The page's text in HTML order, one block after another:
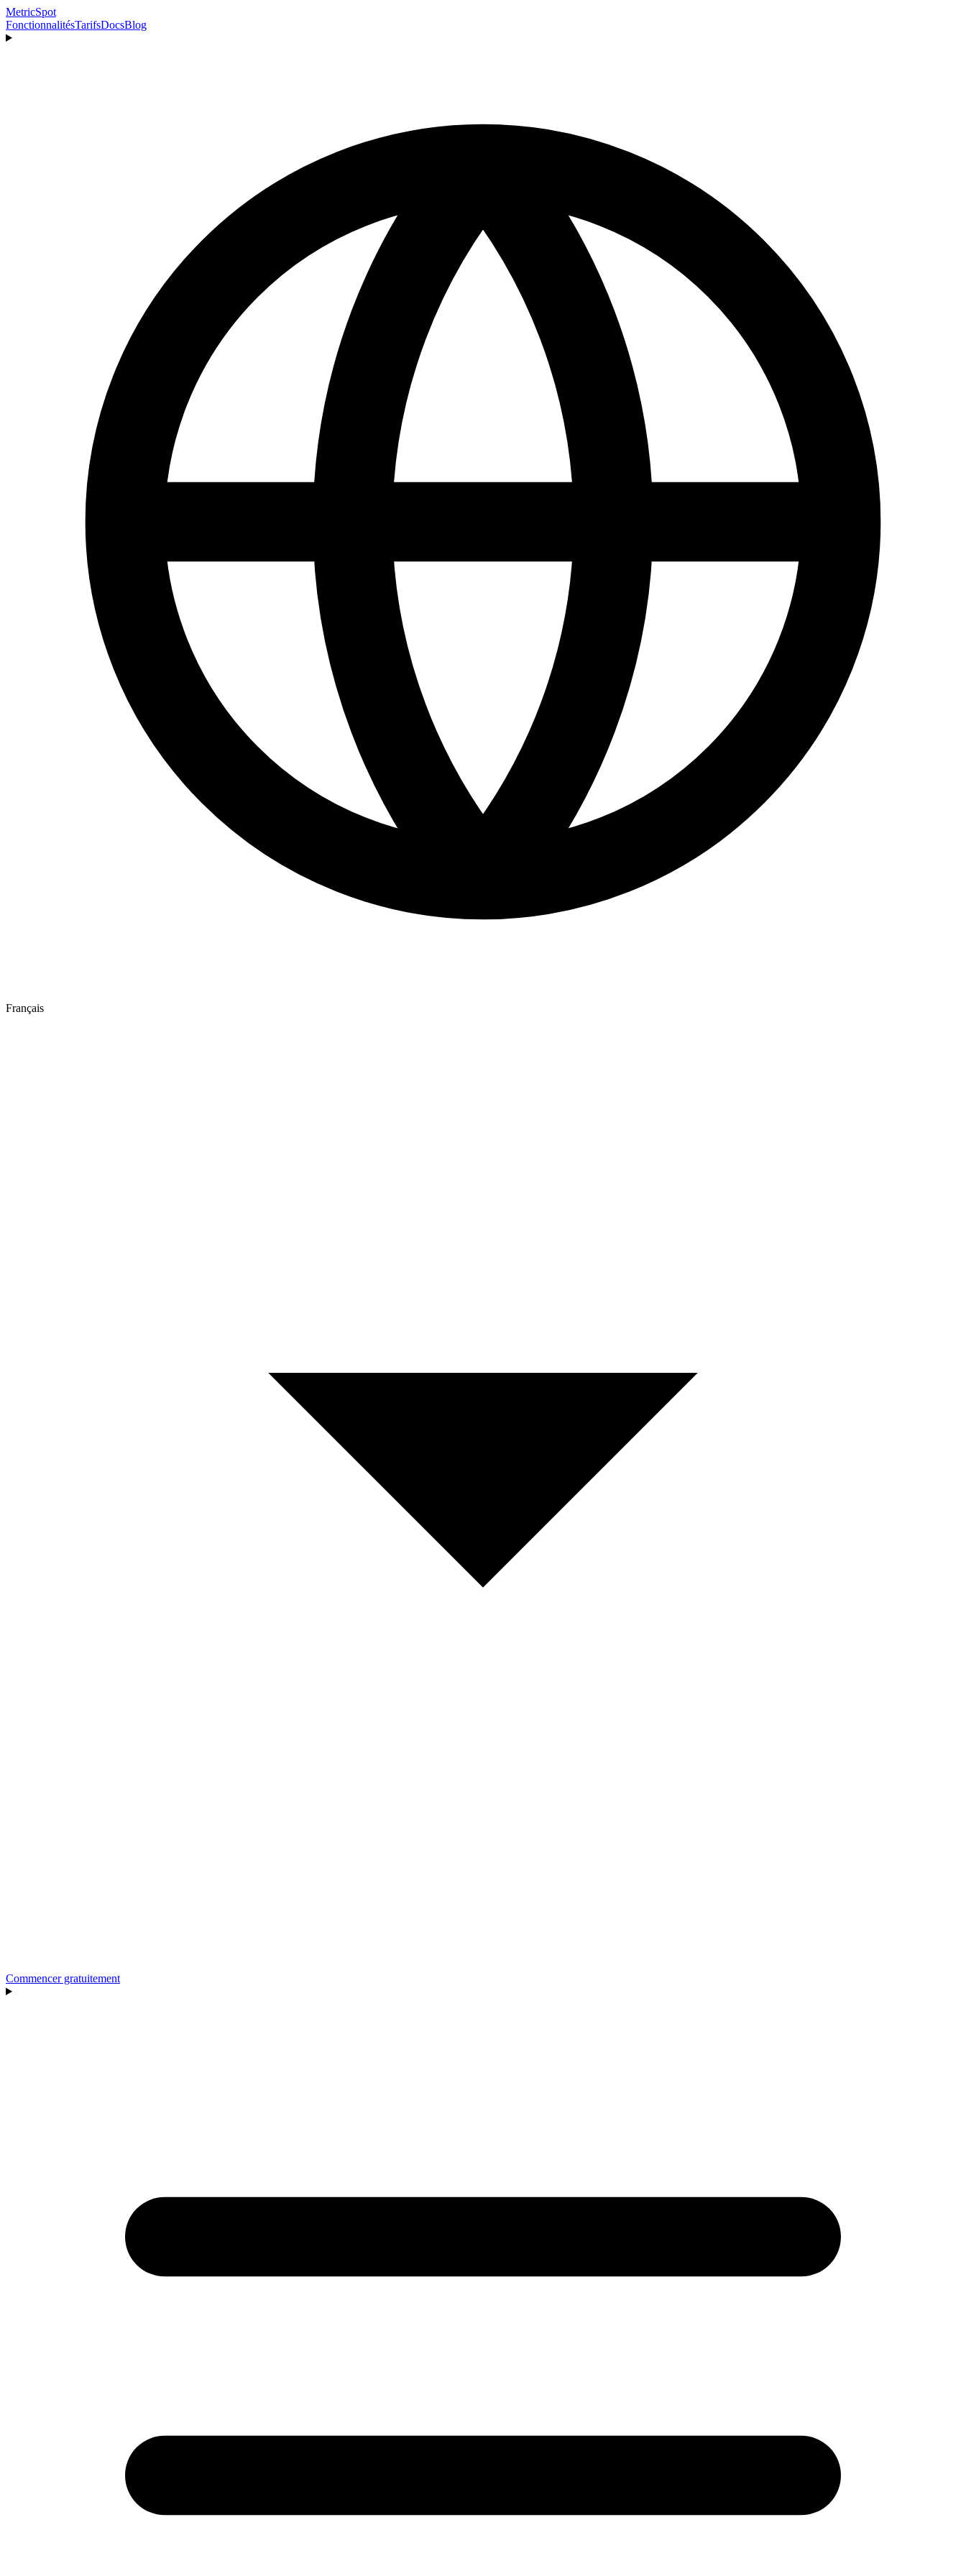
MetricSpot
FonctionnalitésTarifsDocsBlog
Français
Commencer gratuitement